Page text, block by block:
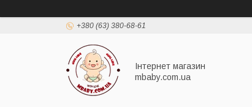
+380 (63) 380-68-61
Інтернет магазин
mbaby.com.ua